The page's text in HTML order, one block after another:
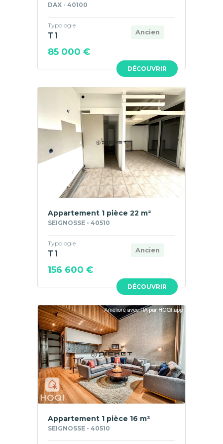
DÉCOUVRIR
DAX - 40100
Ancien
Typologie
T1
85 000 €
DÉCOUVRIR
Appartement 1 pièce 22 m²
SEIGNOSSE - 40510
Ancien
Typologie
T1
156 600 €
Appartement 1 pièce 16 m²
SEIGNOSSE - 40510